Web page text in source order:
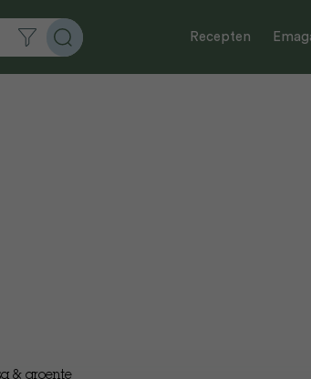
Recepten
& groente